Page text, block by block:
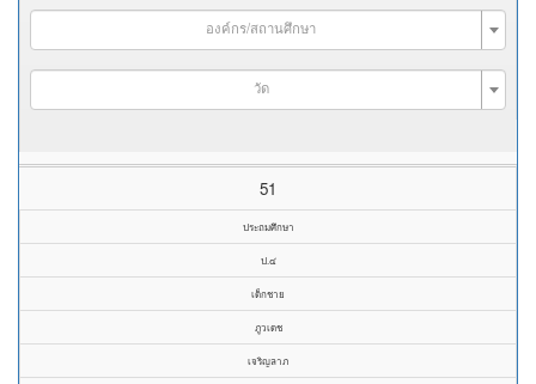
องค์กร/สถานศึกษา
วัด
51
ประถมศึกษา
ป.๔
เด็กชาย
ภูวเดช
เจริญลาภ